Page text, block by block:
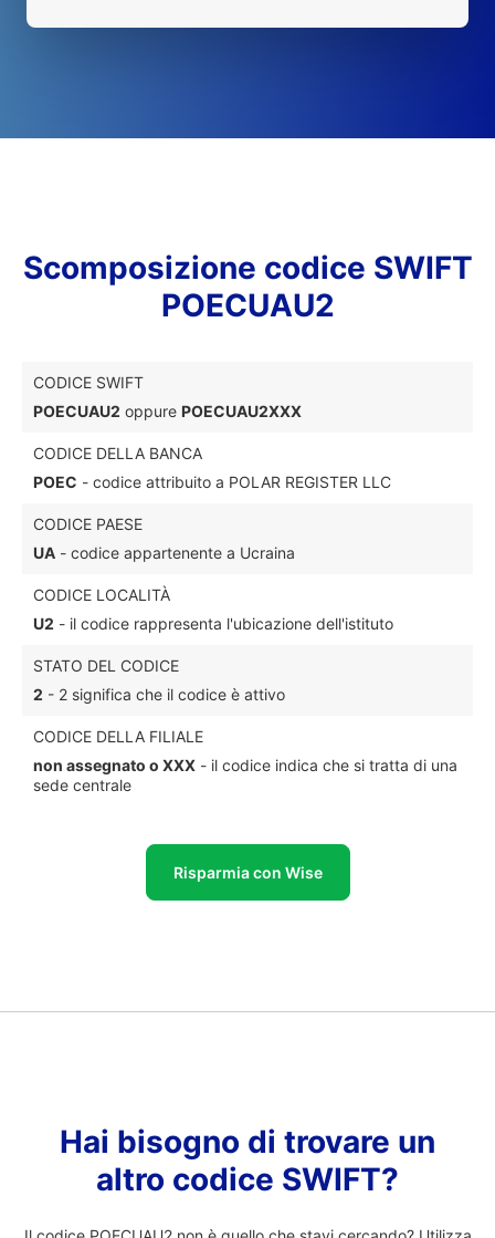
Scomposizione codice SWIFT
POECUAU2
CODICE SWIFT
POECUAU2 oppure POECUAU2XXX
CODICE DELLA BANCA
POEC - codice attribuito a POLAR REGISTER LLC
CODICE PAESE
UA - codice appartenente a Ucraina
CODICE LOCALITÀ
U2 - il codice rappresenta l'ubicazione dell'istituto
STATO DEL CODICE
2 - 2 significa che il codice è attivo
CODICE DELLA FILIALE
non assegnato o XXX - il codice indica che si tratta di una
sede centrale
Risparmia con Wise
Hai bisogno di trovare un
altro codice SWIFT?